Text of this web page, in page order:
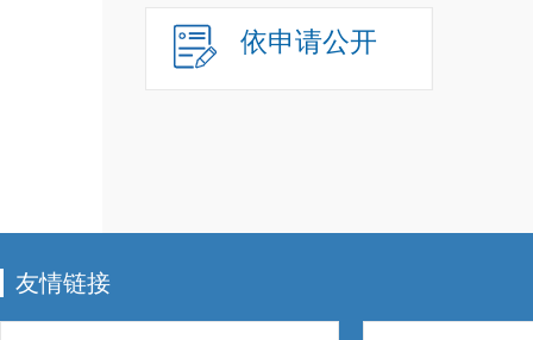
依申请公开
友情链接